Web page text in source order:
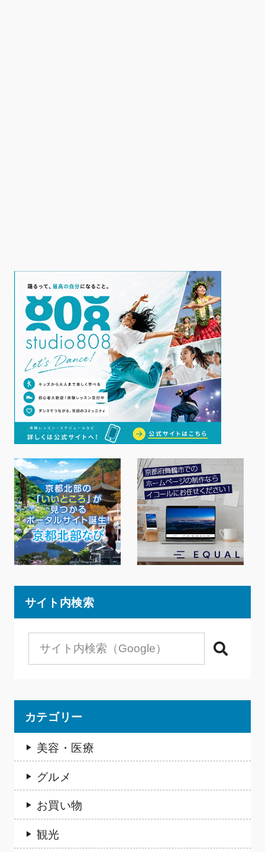
サイト内検索
検索
カテゴリー
美容・医療
グルメ
お買い物
観光